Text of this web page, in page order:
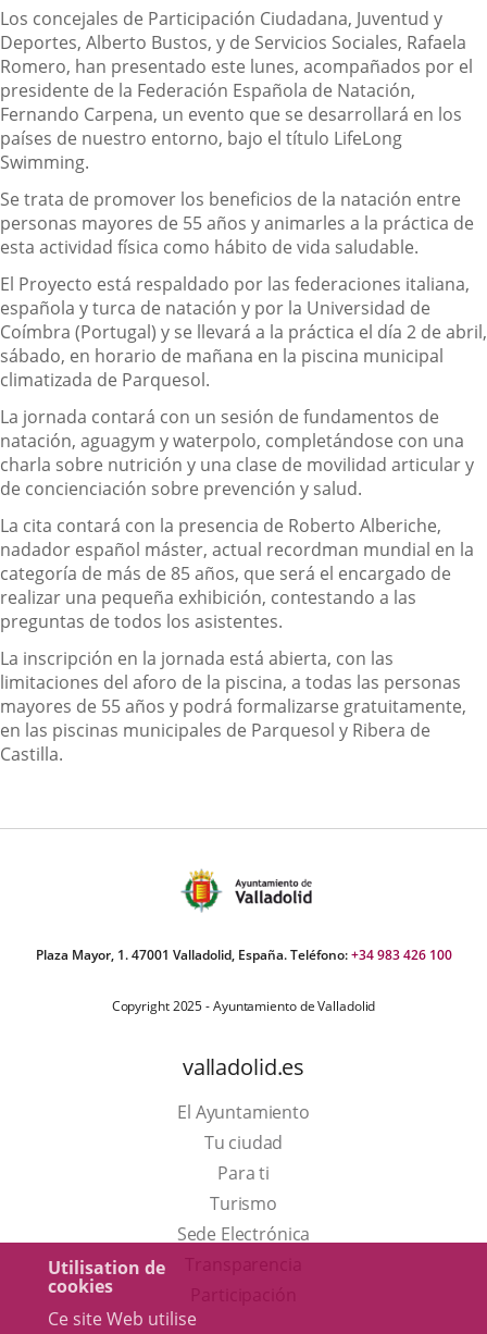
Utilisation de
cookies
Ce site Web utilise
Descripción
Los concejales de Participación Ciudadana, Juventud y
Deportes, Alberto Bustos, y de Servicios Sociales, Rafaela
Romero, han presentado este lunes, acompañados por el
presidente de la Federación Española de Natación,
Fernando Carpena, un evento que se desarrollará en los
países de nuestro entorno, bajo el título LifeLong
Swimming.
Se trata de promover los beneficios de la natación entre
personas mayores de 55 años y animarles a la práctica de
esta actividad física como hábito de vida saludable.
El Proyecto está respaldado por las federaciones italiana,
española y turca de natación y por la Universidad de
Coímbra (Portugal) y se llevará a la práctica el día 2 de abril,
sábado, en horario de mañana en la piscina municipal
climatizada de Parquesol.
La jornada contará con un sesión de fundamentos de
natación, aguagym y waterpolo, completándose con una
charla sobre nutrición y una clase de movilidad articular y
de concienciación sobre prevención y salud.
La cita contará con la presencia de Roberto Alberiche,
nadador español máster, actual recordman mundial en la
categoría de más de 85 años, que será el encargado de
realizar una pequeña exhibición, contestando a las
preguntas de todos los asistentes.
La inscripción en la jornada está abierta, con las
limitaciones del aforo de la piscina, a todas las personas
mayores de 55 años y podrá formalizarse gratuitamente,
en las piscinas municipales de Parquesol y Ribera de
Castilla.
Plaza Mayor, 1. 47001 Valladolid, España. Teléfono:+34 983 426 100
Copyright 2025 - Ayuntamiento de Valladolid
valladolid.es
El Ayuntamiento
Tu ciudad
Para ti
TurismoEste
enlace
Sede Electrónica